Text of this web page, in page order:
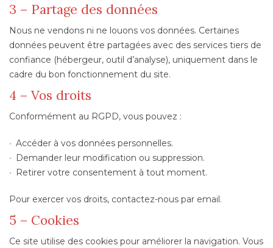
3 – Partage des données
Nous ne vendons ni ne louons vos données. Certaines
données peuvent être partagées avec des services tiers de
confiance (hébergeur, outil d’analyse), uniquement dans le
cadre du bon fonctionnement du site.
4 – Vos droits
Conformément au RGPD, vous pouvez :
Accéder à vos données personnelles.
Demander leur modification ou suppression.
Retirer votre consentement à tout moment.
Pour exercer vos droits, contactez-nous par email.
5 – Cookies
Ce site utilise des cookies pour améliorer la navigation. Vous